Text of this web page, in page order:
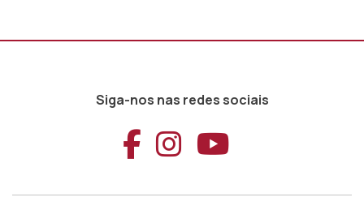
Siga-nos nas redes sociais
Aceder ao
Aceder ao
Aceder